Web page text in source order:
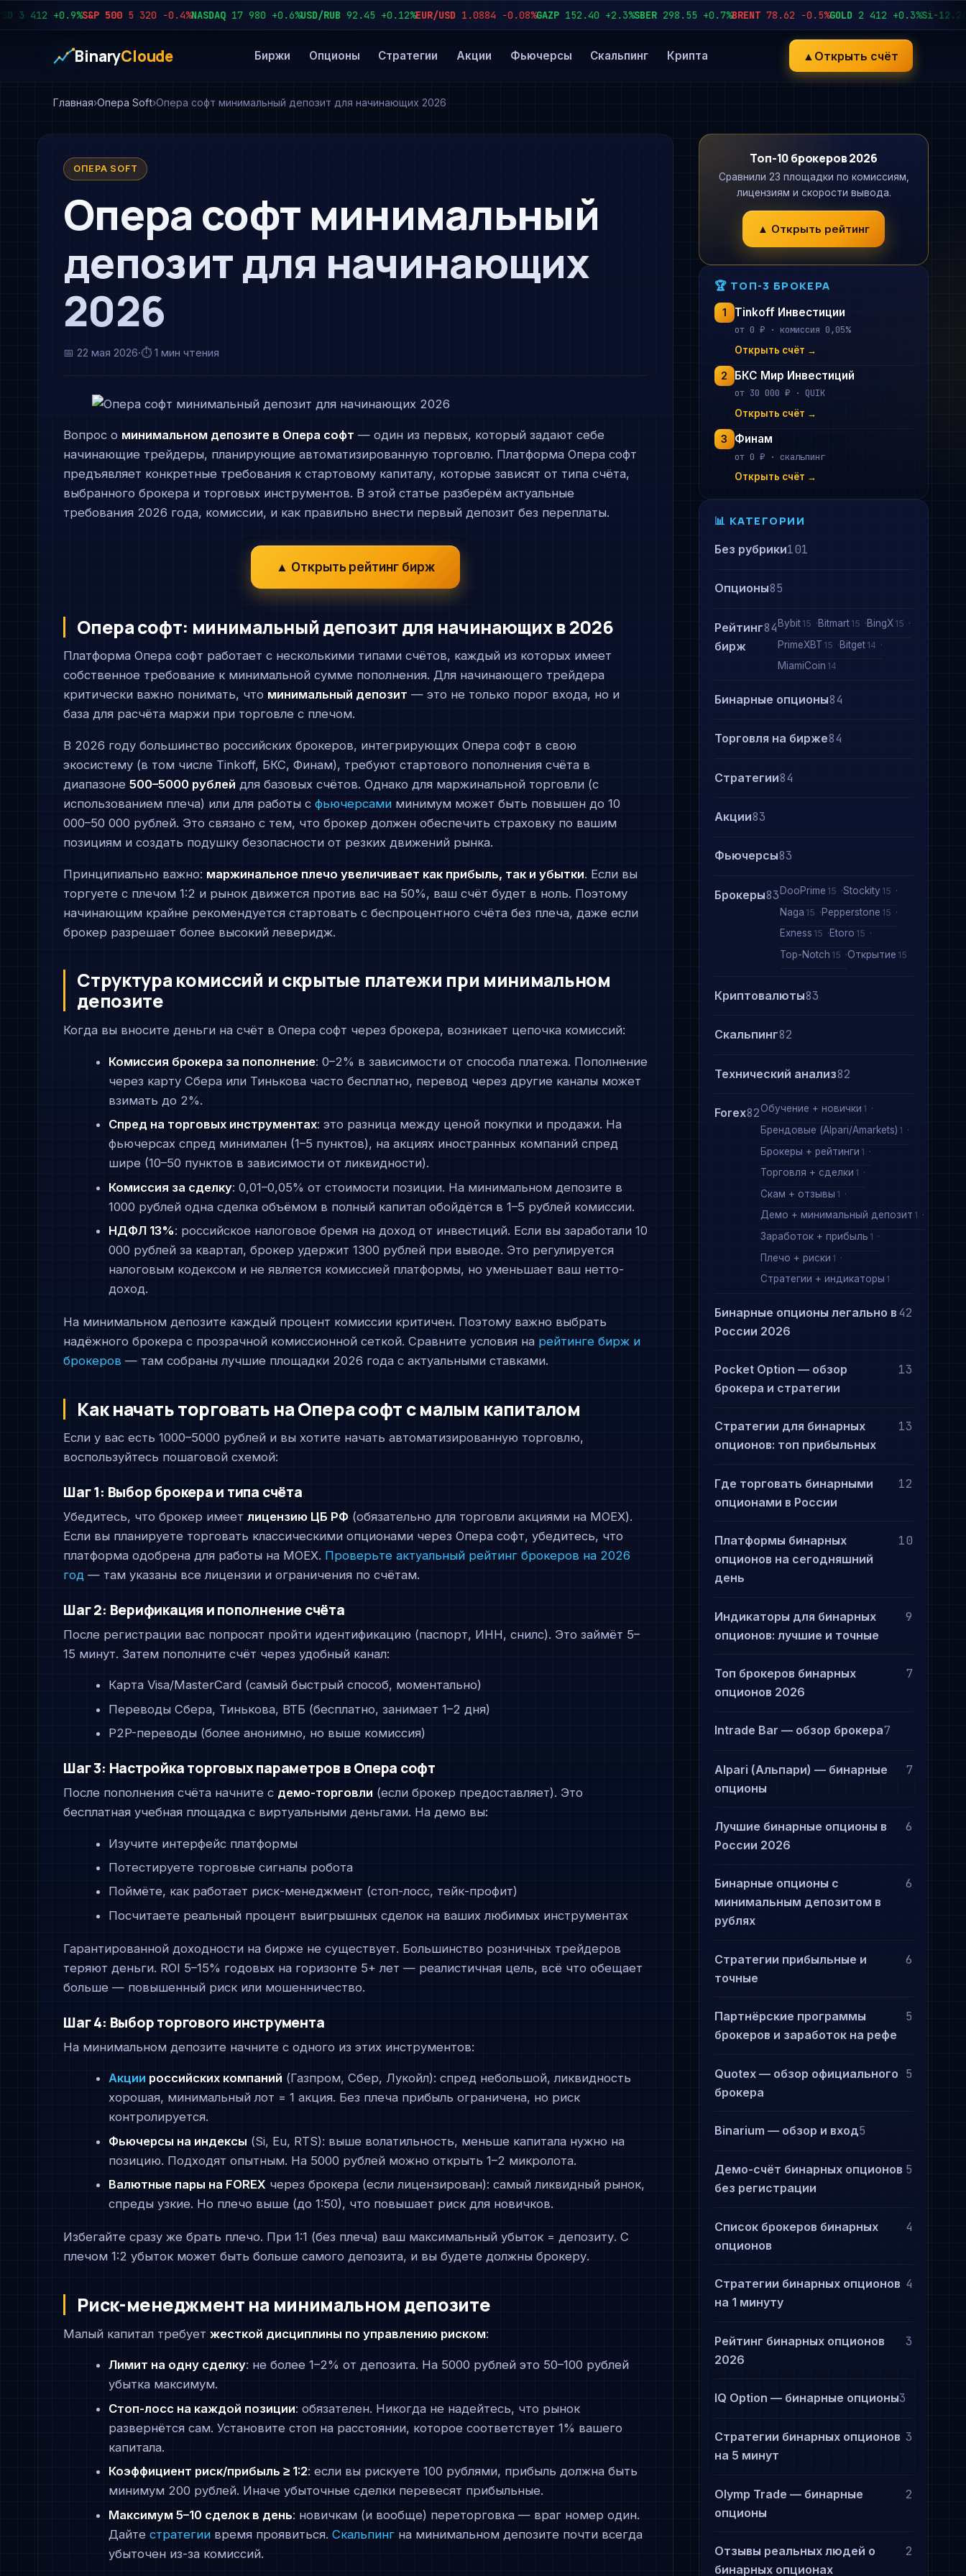
412 +0.9%S&P 500 5 320 −0.4%NASDAQ 17 980 +0.6%USD/RUB 92.45 +0.12%EUR/USD 1.0884 −0.08%GAZP 152.40 +2.3%SBER 298.55 +0.7%BRENT 78.62 −0.5%GOLD 2 412 +0.3%Si-12.26
BinaryCloude Биржи Опционы Стратегии Акции Фьючерсы Скальпинг Крипта ▲ Открыть счёт
Главная Опера Soft Опера софт минимальный депозит для начинающих 2026
ОПЕРА SOFT
Опера софт минимальный
депозит для начинающих
2026
📅22 мая 2026·⏱ 1 мин чтения
Вопрос о минимальном депозите в Опера софт — один из первых, который задают себе
начинающие трейдеры, планирующие автоматизированную торговлю. Платформа Опера софт
предъявляет конкретные требования к стартовому капиталу, которые зависят от типа счёта,
выбранного брокера и торговых инструментов. В этой статье разберём актуальные
требования 2026 года, комиссии, и как правильно внести первый депозит без переплаты.
▲ Открыть рейтинг бирж
Опера софт: минимальный депозит для начинающих в 2026
Платформа Опера софт работает с несколькими типами счётов, каждый из которых имеет
собственное требование к минимальной сумме пополнения. Для начинающего трейдера
критически важно понимать, что минимальный депозит — это не только порог входа, но и
база для расчёта маржи при торговле с плечом.
В 2026 году большинство российских брокеров, интегрирующих Опера софт в свою
экосистему (в том числе Tinkoff, БКС, Финам), требуют стартового пополнения счёта в
диапазоне500–5000 рублей для базовых счётов. Однако для маржинальной торговли (с
использованием плеча) или для работы сфьючерсами минимум может быть повышен до 10
000–50 000 рублей. Это связано с тем, что брокер должен обеспечить страховку по вашим
позициям и создать подушку безопасности от резких движений рынка.
Принципиально важно: маржинальное плечо увеличивает как прибыль, так и убытки. Если вы
торгуете с плечом 1:2 и рынок движется против вас на 50%, ваш счёт будет в ноль. Поэтому
начинающим крайне рекомендуется стартовать с беспроцентного счёта без плеча, даже если
брокер разрешает более высокий леверидж.
Структура комиссий и скрытые платежи при минимальном
депозите
Когда вы вносите деньги на счёт в Опера софт через брокера, возникает цепочка комиссий:
Комиссия брокера за пополнение: 0–2% в зависимости от способа платежа. Пополнение
через карту Сбера или Тинькова часто бесплатно, перевод через другие каналы может
взимать до 2%.
Спред на торговых инструментах: это разница между ценой покупки и продажи. На
фьючерсах спред минимален (1–5 пунктов), на акциях иностранных компаний спред
шире (10–50 пунктов в зависимости от ликвидности).
Комиссия за сделку: 0,01–0,05% от стоимости позиции. На минимальном депозите в
1000 рублей одна сделка объёмом в полный капитал обойдётся в 1–5 рублей комиссии.
НДФЛ 13%: российское налоговое бремя на доход от инвестиций. Если вы заработали 10
000 рублей за квартал, брокер удержит 1300 рублей при выводе. Это регулируется
налоговым кодексом и не является комиссией платформы, но уменьшает ваш нетто-
доход.
На минимальном депозите каждый процент комиссии критичен. Поэтому важно выбрать
надёжного брокера с прозрачной комиссионной сеткой. Сравните условия на рейтинге бирж и
брокеров — там собраны лучшие площадки 2026 года с актуальными ставками.
Как начать торговать на Опера софт с малым капиталом
Если у вас есть 1000–5000 рублей и вы хотите начать автоматизированную торговлю,
воспользуйтесь пошаговой схемой:
Шаг 1: Выбор брокера и типа счёта
Убедитесь, что брокер имеетлицензию ЦБ РФ (обязательно для торговли акциями на MOEX).
Если вы планируете торговать классическими опционами через Опера софт, убедитесь, что
платформа одобрена для работы на MOEX. Проверьте актуальный рейтинг брокеров на 2026
год — там указаны все лицензии и ограничения по счётам.
Шаг 2: Верификация и пополнение счёта
После регистрации вас попросят пройти идентификацию (паспорт, ИНН, снилс). Это займёт 5–
15 минут. Затем пополните счёт через удобный канал:
Карта Visa/MasterCard (самый быстрый способ, моментально)
Переводы Сбера, Тинькова, ВТБ (бесплатно, занимает 1–2 дня)
P2P-переводы (более анонимно, но выше комиссия)
Шаг 3: Настройка торговых параметров в Опера софт
После пополнения счёта начните с демо-торговли (если брокер предоставляет). Это
бесплатная учебная площадка с виртуальными деньгами. На демо вы:
Изучите интерфейс платформы
Потестируете торговые сигналы робота
Поймёте, как работает риск-менеджмент (стоп-лосс, тейк-профит)
Посчитаете реальный процент выигрышных сделок на ваших любимых инструментах
Гарантированной доходности на бирже не существует. Большинство розничных трейдеров
теряют деньги. ROI 5–15% годовых на горизонте 5+ лет — реалистичная цель, всё что обещает
больше — повышенный риск или мошенничество.
Шаг 4: Выбор торгового инструмента
На минимальном депозите начните с одного из этих инструментов:
Акции российских компаний (Газпром, Сбер, Лукойл): спред небольшой, ликвидность
хорошая, минимальный лот = 1 акция. Без плеча прибыль ограничена, но риск
контролируется.
Фьючерсы на индексы (Si, Eu, RTS): выше волатильность, меньше капитала нужно на
позицию. Подходят опытным. На 5000 рублей можно открыть 1–2 микролота.
Валютные пары на FOREX через брокера (если лицензирован): самый ликвидный рынок,
спреды узкие. Но плечо выше (до 1:50), что повышает риск для новичков.
Избегайте сразу же брать плечо. При 1:1 (без плеча) ваш максимальный убыток = депозиту. С
плечом 1:2 убыток может быть больше самого депозита, и вы будете должны брокеру.
Риск-менеджмент на минимальном депозите
Малый капитал требуетжесткой дисциплины по управлению риском:
Лимит на одну сделку: не более 1–2% от депозита. На 5000 рублей это 50–100 рублей
убытка максимум.
Стоп-лосс на каждой позиции: обязателен. Никогда не надейтесь, что рынок
развернётся сам. Установите стоп на расстоянии, которое соответствует 1% вашего
капитала.
Коэффициент риск/прибыль ≥ 1:2: если вы рискуете 100 рублями, прибыль должна быть
минимум 200 рублей. Иначе убыточные сделки перевесят прибыльные.
Максимум 5–10 сделок в день: новичкам (и вообще) переторговка — враг номер один.
Дайте стратегиивремя проявиться. Скальпингна минимальном депозите почти всегда
убыточен из-за комиссий.
Топ-10 брокеров 2026
Сравнили 23 площадки по комиссиям,
лицензиям и скорости вывода.
▲ Открыть рейтинг
🏆 ТОП-3 БРОКЕРА
1 Tinkoff Инвестиции
от 0 ₽ · комиссия 0,05%
Открыть счёт →
2 БКС Мир Инвестиций
от 30 000 ₽ · QUIK
Открыть счёт →
3 Финам
от 0 ₽ · скальпинг
Открыть счёт →
📊 КАТЕГОРИИ
Без рубрики101
Опционы85
Рейтинг
бирж
84 Bybit 15 Bitmart 15 BingX 15
PrimeXBT 15 Bitget 14
MiamiCoin 14
Бинарные опционы84
Торговля на бирже84
Стратегии84
Акции83
Фьючерсы83
Брокеры83 DooPrime 15 Stockity 15
Naga 15 Pepperstone 15
Exness 15 Etoro 15
Top-Notch 15 Открытие 15
Криптовалюты83
Скальпинг82
Технический анализ82
Forex82Обучение + новички 1
Брендовые (Alpari/Amarkets) 1
Брокеры + рейтинги 1
Торговля + сделки 1
Скам + отзывы 1
Демо + минимальный депозит 1
Заработок + прибыль 1
Плечо + риски 1
Стратегии + индикаторы 1
Бинарные опционы легально в
России 2026
42
Pocket Option — обзор
брокера и стратегии
13
Стратегии для бинарных
опционов: топ прибыльных
13
Где торговать бинарными
опционами в России
12
Платформы бинарных
опционов на сегодняшний
день
10
Индикаторы для бинарных
опционов: лучшие и точные
9
Топ брокеров бинарных
опционов 2026
7
Intrade Bar — обзор брокера7
Alpari (Альпари) — бинарные
опционы
7
Лучшие бинарные опционы в
России 2026
6
Бинарные опционы с
минимальным депозитом в
рублях
6
Стратегии прибыльные и
точные
6
Партнёрские программы
брокеров и заработок на рефе
5
Quotex — обзор официального
брокера
5
Binarium — обзор и вход5
Демо-счёт бинарных опционов
без регистрации
5
Список брокеров бинарных
опционов
4
Стратегии бинарных опционов
на 1 минуту
4
Рейтинг бинарных опционов
2026
3
IQ Option — бинарные опционы3
Стратегии бинарных опционов
на 5 минут
3
Olymp Trade — бинарные
опционы
2
Отзывы реальных людей о
бинарных опционах
2